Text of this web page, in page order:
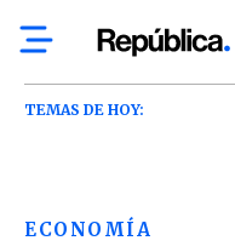
TEMAS DE HOY:
ECONOMÍA